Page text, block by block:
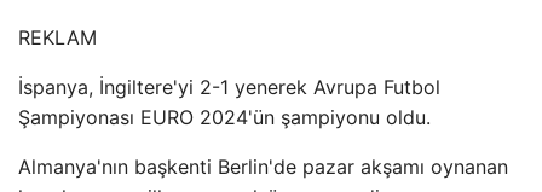
REKLAM
İspanya, İngiltere'yi 2-1 yenerek Avrupa Futbol
Şampiyonası EURO 2024'ün şampiyonu oldu.
Almanya'nın başkenti Berlin'de pazar akşamı oynanan